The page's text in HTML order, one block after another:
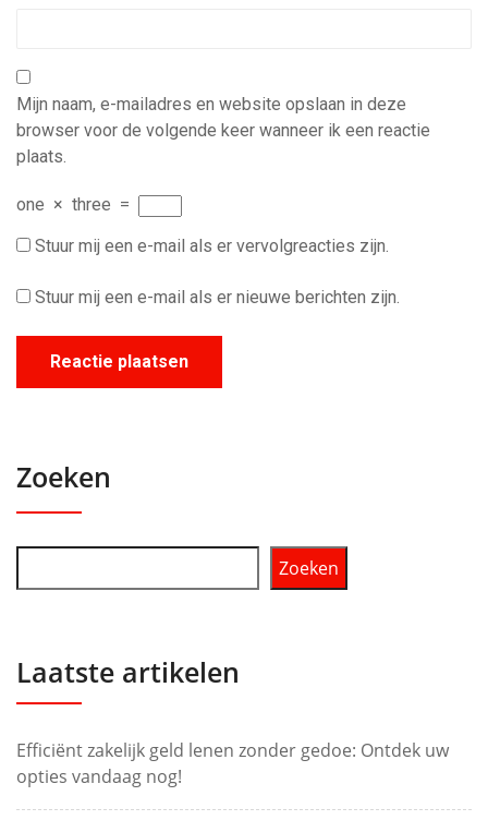
Mijn naam, e-mailadres en website opslaan in deze
browser voor de volgende keer wanneer ik een reactie
plaats.
one × three =
Stuur mij een e-mail als er vervolgreacties zijn.
Stuur mij een e-mail als er nieuwe berichten zijn.
Zoeken
Zoeken
Laatste artikelen
Efficiënt zakelijk geld lenen zonder gedoe: Ontdek uw
opties vandaag nog!